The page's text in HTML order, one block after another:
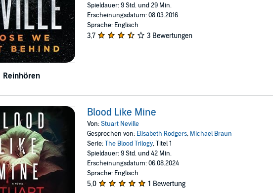
Reinhören
Spieldauer: 9 Std. und 29 Min.
Erscheinungsdatum: 08.03.2016
Sprache: Englisch
3,7 3 Bewertungen
Blood Like Mine
Von:Stuart Neville
Gesprochen von: Elisabeth Rodgers, Michael Braun
Serie:The Blood Trilogy, Titel 1
Spieldauer: 9 Std. und 42 Min.
Erscheinungsdatum: 06.08.2024
Sprache: Englisch
5,0 1 Bewertung